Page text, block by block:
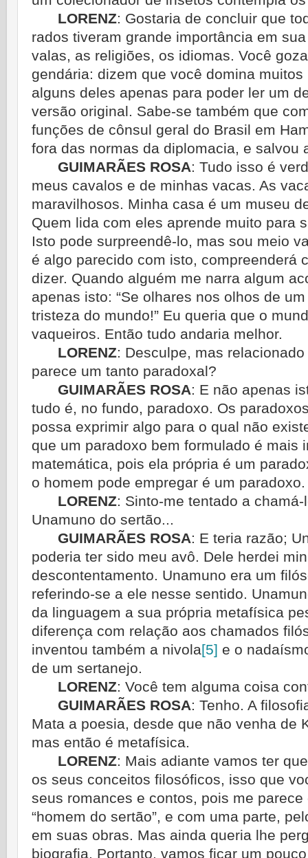
LORENZ: Gostaria de concluir que
rados tiveram grande importância em
valas, as religiões, os idiomas. Você
gendária: dizem que você domina
alguns deles apenas para poder ler um
versão original. Sabe-se também que
funções de cônsul geral do Brasil em
fora das normas da diplomacia, e salvou
GUIMARÃES ROSA: Tudo isso é
meus cavalos e de minhas vacas. As
maravilhosos. Minha casa é um museu
Quem lida com eles aprende muito para
Isto pode surpreendê-lo, mas sou meio
é algo parecido com isto, compreenderá
dizer. Quando alguém me narra algum
apenas isto: “Se olhares nos olhos de
tristeza do mundo!” Eu queria que o
vaqueiros. Então tudo andaria melhor.
LORENZ: Desculpe, mas
parece um tanto paradoxal?
GUIMARÃES ROSA: E não apenas
tudo é, no fundo, paradoxo. Os
possa exprimir algo para o qual não
que um paradoxo bem formulado é mais
matemática, pois ela própria é um
o homem pode empregar é um paradoxo.
LORENZ: Sinto-me tentado a
Unamuno do sertão...
GUIMARÃES ROSA: E teria razão;
poderia ter sido meu avô. Dele herdei
descontentamento. Unamuno era um
referindo-se a ele nesse sentido.
da linguagem a sua própria metafísica
diferença com relação aos chamados
inventou também a nivola[5] e o
de um sertanejo.
LORENZ: Você tem alguma coisa
GUIMARÃES ROSA: Tenho. A
Mata a poesia, desde que não venha de
mas então é metafísica.
LORENZ: Mais adiante vamos ter
os seus conceitos filosóficos, isso que
seus romances e contos, pois me
“homem do sertão”, e com uma parte,
em suas obras. Mas ainda queria lhe
biografia. Portanto, vamos ficar um